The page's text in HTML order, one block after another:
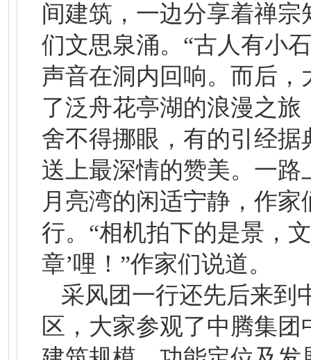
间建筑，一边分享着禅
们文思泉涌。“古人有小
声音在洞内回响。而后
了泛舟花亭湖的浪漫之
舍不得挪眼，有的引经
送上最深情的赞美。一路
月亮湾的闲适宁静，作
行。“相机拍下的是景，
章’哩！”作家们说道。
采风团一行还先后来到
区，大家参观了中腾集